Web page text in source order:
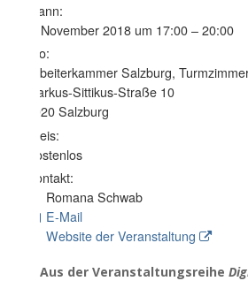
Wann:
8. November 2018 um 17:00 – 20:00
Wo:
Arbeiterkammer Salzburg,
Markus-Sittikus-Straße 10
5020 Salzburg
Preis:
Kostenlos
Kontakt:
Romana Schwab
E-Mail
Website der Veranstaltung
Aus der Veranstaltungsreihe